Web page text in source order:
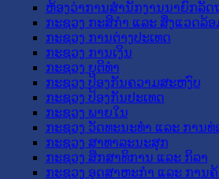
ຫ້ອງວ່າການສຳນັກງານນາຍົກລັດ
ກະຊວງ ກະສິກຳ ແລະ ສິ່ງແວດລ້ອ
ກະຊວງ ການຕ່າງປະເທດ
ກະຊວງ ການເງິນ
ກະຊວງ ຍຸຕິທໍາ
ກະຊວງ ປ້ອງກັນຄວາມສະຫງົບ
ກະຊວງ ປ້ອງກັນປະເທດ
ກະຊວງ ພາຍໃນ
ກະຊວງ ວັດທະນະທຳ ແລະ ການທ່
ກະຊວງ ສາທາລະນະສຸກ
ກະຊວງ ສຶກສາທິການ ແລະ ກິລາ
ກະຊວງ ອຸດສາຫະກຳ ແລະ ການຄ້